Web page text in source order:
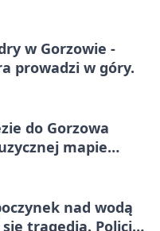
w Gorzowie -
prowadzi w góry.
do Gorzowa
mapie
nad wodą
tragedią. Policja